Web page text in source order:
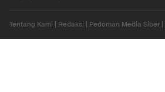
Tentang Kami Redaksi Pedoman Media Siber